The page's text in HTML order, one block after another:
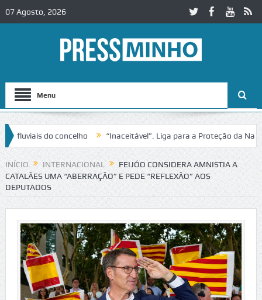
07 Agosto, 2026
Menu
do concelho “Inaceitável”. Liga para a Proteção da Natureza
no IC2 em Alcobaça Igreja do Castelo de Cerveira assegura
INÍCIO INTERNACIONAL
FEIJÓO CONSIDERA AMNISTIA A
CATALÃES UMA “ABERRAÇÃO” E PEDE “REFLEXÃO” AOS
DEPUTADOS